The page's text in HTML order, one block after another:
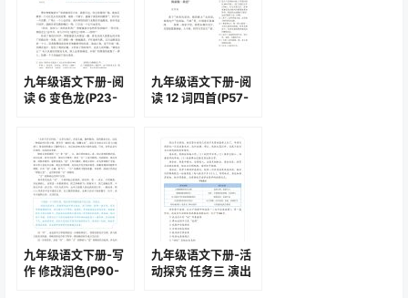
九年级语文下册-阅
读 6 变色龙(P23-
九年级语文下册-阅
读 12 词四首(P57-
九年级语文下册-写
作 修改润色(P90-
九年级语文下册-活
动探究 任务三 演出